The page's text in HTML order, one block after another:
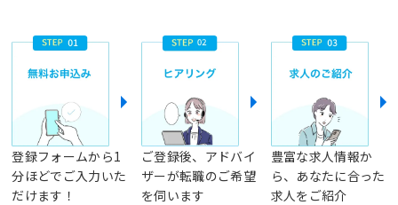
登録フォームから1
分ほどでご入力いた
だけます！
ご登録後、アドバイ
ザーが転職のご希望
を伺います
豊富な求人情報か
ら、あなたに合った
求人をご紹介